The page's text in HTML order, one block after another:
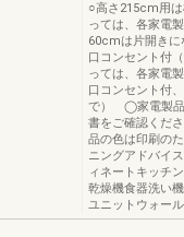
○高さ215cm用
っては、各家電
60cmは片開きに
口コンセント付
っては、各家電
口コンセント付
で） ◯家電製品
書をご確認くだ
品の色は印刷の
ニングアドバイ
ィネートキッチ
乾燥機食器洗い
ユニットウォー